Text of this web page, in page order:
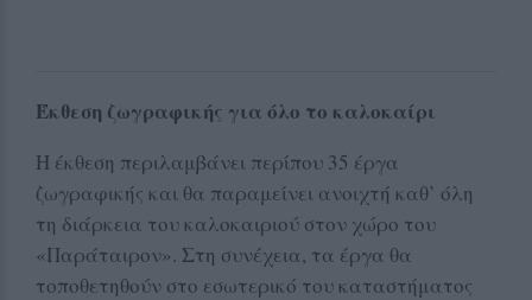
Έκθεση ζωγραφικής για όλο το καλοκαίρι
Η έκθεση περιλαμβάνει περίπου 35 έργα
ζωγραφικής και θα παραμείνει ανοιχτή καθ’ όλη
τη διάρκεια του καλοκαιριού στον χώρο του
«Παράταιρον». Στη συνέχεια, τα έργα θα
τοποθετηθούν στο εσωτερικό του καταστήματος